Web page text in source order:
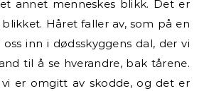
annet menneskes blikk. Det er
Håret faller av, som på en
inn i dødsskyggens dal, der vi
til å se hverandre, bak tårene.
er omgitt av skodde, og det er